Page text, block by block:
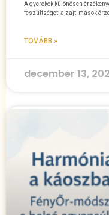
A gyerekek különösen
feszültséget, a zajt, mások
TOVÁBB »
december 13,